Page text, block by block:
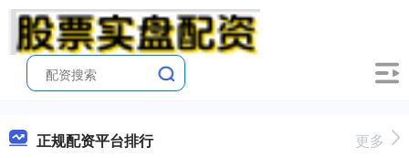
正规配资平台排行 更多